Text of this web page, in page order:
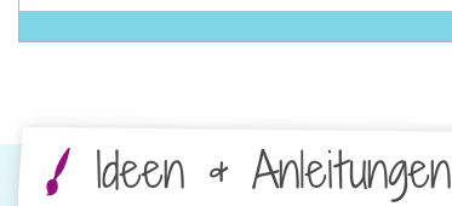
Ideen & Anleitungen